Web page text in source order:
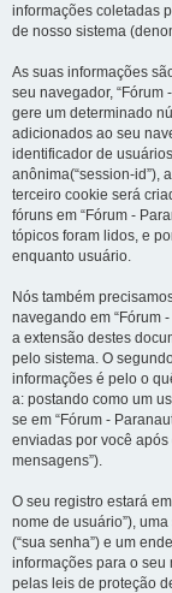
informações coletadas
de nosso sistema
As suas informações
seu navegador, “Fórum
gere um determinado
adicionados ao seu
identificador de
anônima(“session-id”),
terceiro cookie será
fóruns em “Fórum -
tópicos foram lidos, e
enquanto usuário.
Nós também
navegando em “Fórum
a extensão destes
pelo sistema. O
informações é pelo o
a: postando como um
se em “Fórum -
enviadas por você
mensagens”).
O seu registro estará
nome de usuário”),
(“sua senha”) e um
informações para o seu
pelas leis de proteção